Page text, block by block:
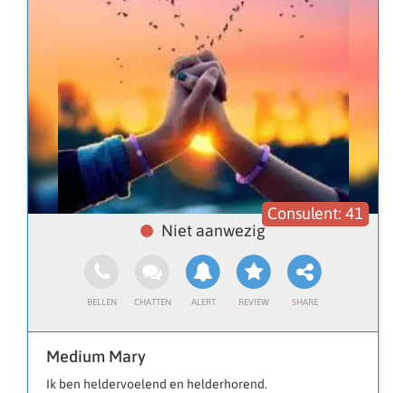
41
Medium Mary
Ik ben heldervoelend en helderhorend.